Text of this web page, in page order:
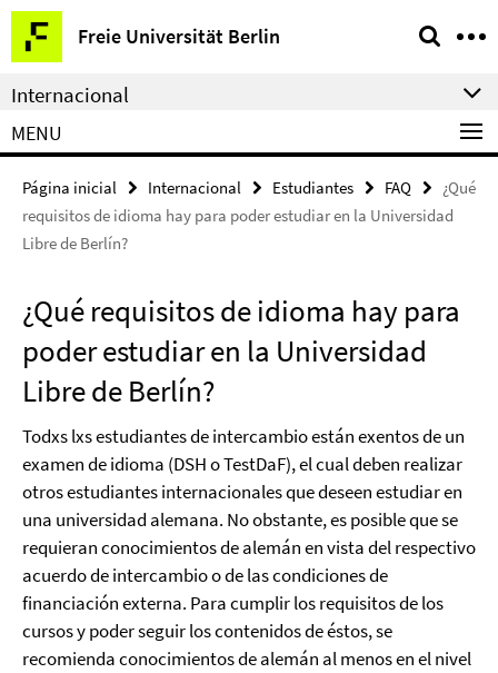
Springe
direkt
zu
Inhalt
Freie Universität Berlin
Herramientas
de
navegación
Internacional
MENU
Página inicial Internacional Estudiantes FAQ
¿Qué
requisitos de idioma hay para poder estudiar en la Universidad
Libre de Berlín?
¿Qué requisitos de idioma hay para
poder estudiar en la Universidad
Libre de Berlín?
Todxs lxs estudiantes de intercambio están exentos de un
examen de idioma (DSH o TestDaF), el cual deben realizar
otros estudiantes internacionales que deseen estudiar en
una universidad alemana. No obstante, es posible que se
requieran conocimientos de alemán en vista del respectivo
acuerdo de intercambio o de las condiciones de
financiación externa. Para cumplir los requisitos de los
cursos y poder seguir los contenidos de éstos, se
recomienda conocimientos de alemán al menos en el nivel